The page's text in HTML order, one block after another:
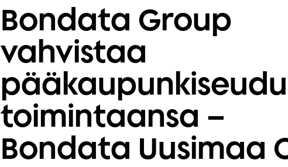
Bondata Group
vahvistaa
toimintaansa –
Bondata Uusimaa